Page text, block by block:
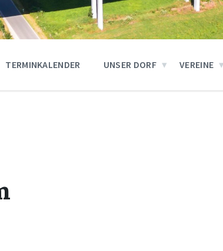
TERMINKALENDER UNSER DORF VEREINE